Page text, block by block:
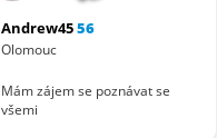
Andrew4556
Olomouc
Mám zájem se poznávat se
všemi